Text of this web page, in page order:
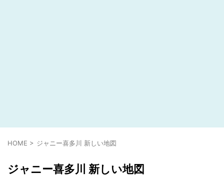
HOME > ジャニー喜多川 新しい地図
ジャニー喜多川 新しい地図